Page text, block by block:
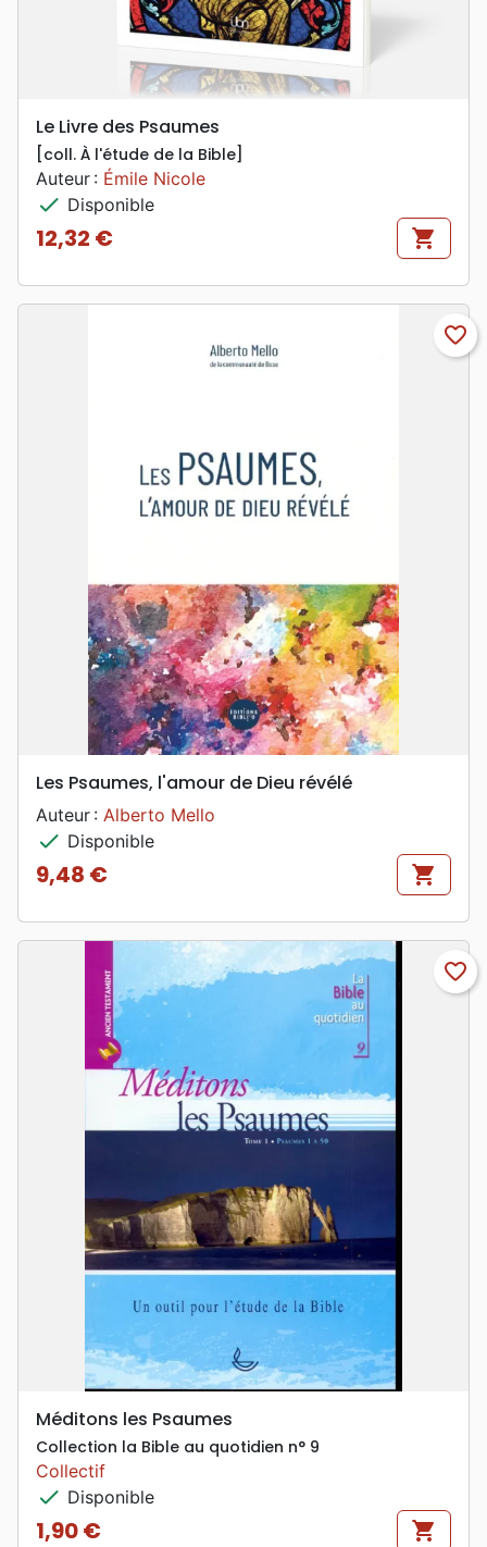
Le Livre des Psaumes
[coll. À l'étude de la Bible]
Auteur : Émile Nicole
check Disponible
Prix
12,32 € shopping_cart
favorite_border
Les Psaumes, l'amour de Dieu révélé
Auteur : Alberto Mello
check Disponible
Prix
9,48 € shopping_cart
favorite_border
Méditons les Psaumes
Collection la Bible au quotidien n° 9
Collectif
check Disponible
Prix
1,90 € shopping_cart